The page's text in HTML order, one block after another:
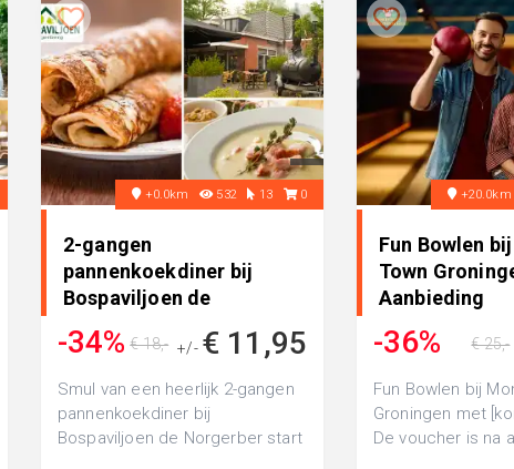
+0.0km 532 13 0
2-gangen
pannenkoekdiner bij
Bospaviljoen de
-34% +/- € 11,95
€ 18,-
Smul van een heerlijk 2-gangen
pannenkoekdiner bij
Bospaviljoen de Norgerber start
Fun Bowlen
Town
Aanbieding
-36% € 25,-
Fun Bowlen bij
Groningen met
De voucher is na